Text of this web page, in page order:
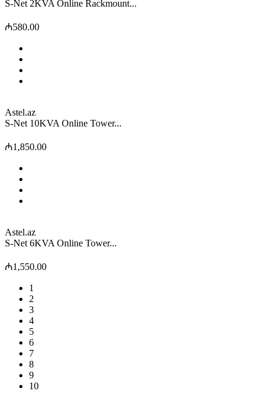
S-Net 2KVA Online Rackmount...
₼580.00
Astel.az
S-Net 10KVA Online Tower...
₼1,850.00
Astel.az
S-Net 6KVA Online Tower...
₼1,550.00
1
2
3
4
5
6
7
8
9
10